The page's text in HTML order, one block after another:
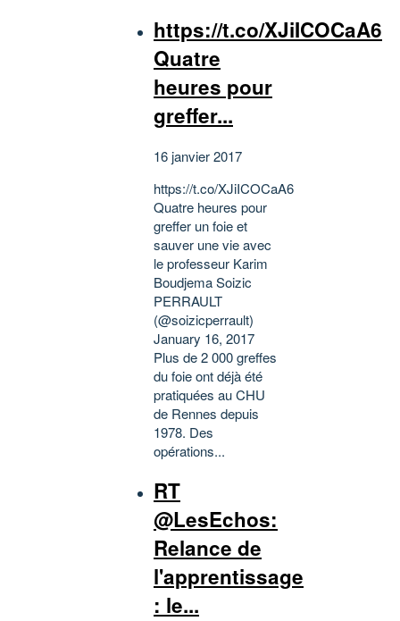
https://t.co/XJiICOCaA6
Quatre
heures pour
greffer...
16 janvier 2017
https://t.co/XJiICOCaA6
Quatre heures pour
greffer un foie et
sauver une vie avec
le professeur Karim
Boudjema Soizic
PERRAULT
(@soizicperrault)
January 16, 2017
Plus de 2 000 greffes
du foie ont déjà été
pratiquées au CHU
de Rennes depuis
1978. Des
opérations...
RT
@LesEchos:
Relance de
l'apprentissage
: le...